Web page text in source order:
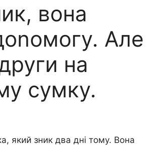
вона
Але
на
сумку.
який зник два дні тому. Вона